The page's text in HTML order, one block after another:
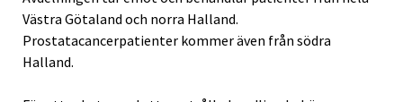
Västra Götaland och norra Halland.
Prostatacancerpatienter kommer även från södra
Halland.